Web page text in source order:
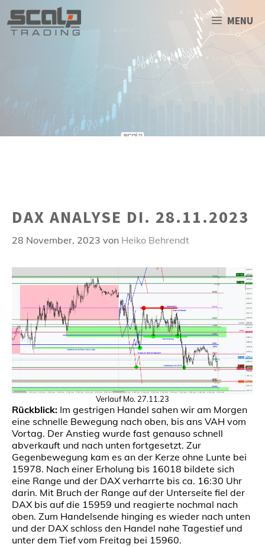
Inhalt
springen
MENU
DAX ANALYSE DI. 28.11.2023
28 November, 2023 von Heiko Behrendt
Verlauf Mo. 27.11.23
Rückblick: Im gestrigen Handel sahen wir am Morgen
eine schnelle Bewegung nach oben, bis ans VAH vom
Vortag. Der Anstieg wurde fast genauso schnell
abverkauft und nach unten fortgesetzt. Zur
Gegenbewegung kam es an der Kerze ohne Lunte bei
15978. Nach einer Erholung bis 16018 bildete sich
eine Range und der DAX verharrte bis ca. 16:30 Uhr
darin. Mit Bruch der Range auf der Unterseite fiel der
DAX bis auf die 15959 und reagierte nochmal nach
oben. Zum Handelsende hinging es wieder nach unten
und der DAX schloss den Handel nahe Tagestief und
unter dem Tief vom Freitag bei 15960.